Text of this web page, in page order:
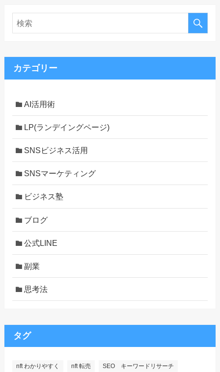
カテゴリー
AI活用術
LP(ランデイングページ)
SNSビジネス活用
SNSマーケティング
ビジネス塾
ブログ
公式LINE
副業
思考法
タグ
nft わかりやすく nft 転売 SEO キーワードリサーチ